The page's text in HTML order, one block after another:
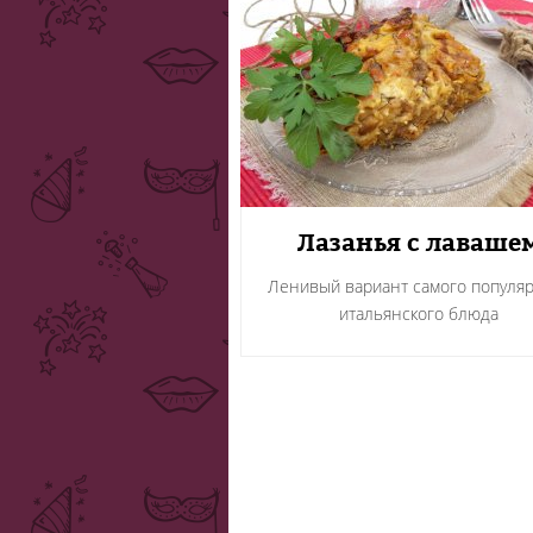
Лазанья с
Ленивый вариант самого
итальянского блюда